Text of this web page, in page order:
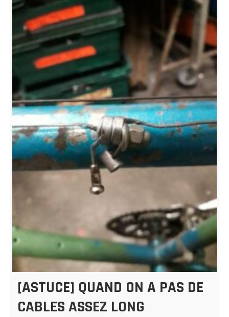
[ASTUCE] QUAND ON A PAS DE
CABLES ASSEZ LONG